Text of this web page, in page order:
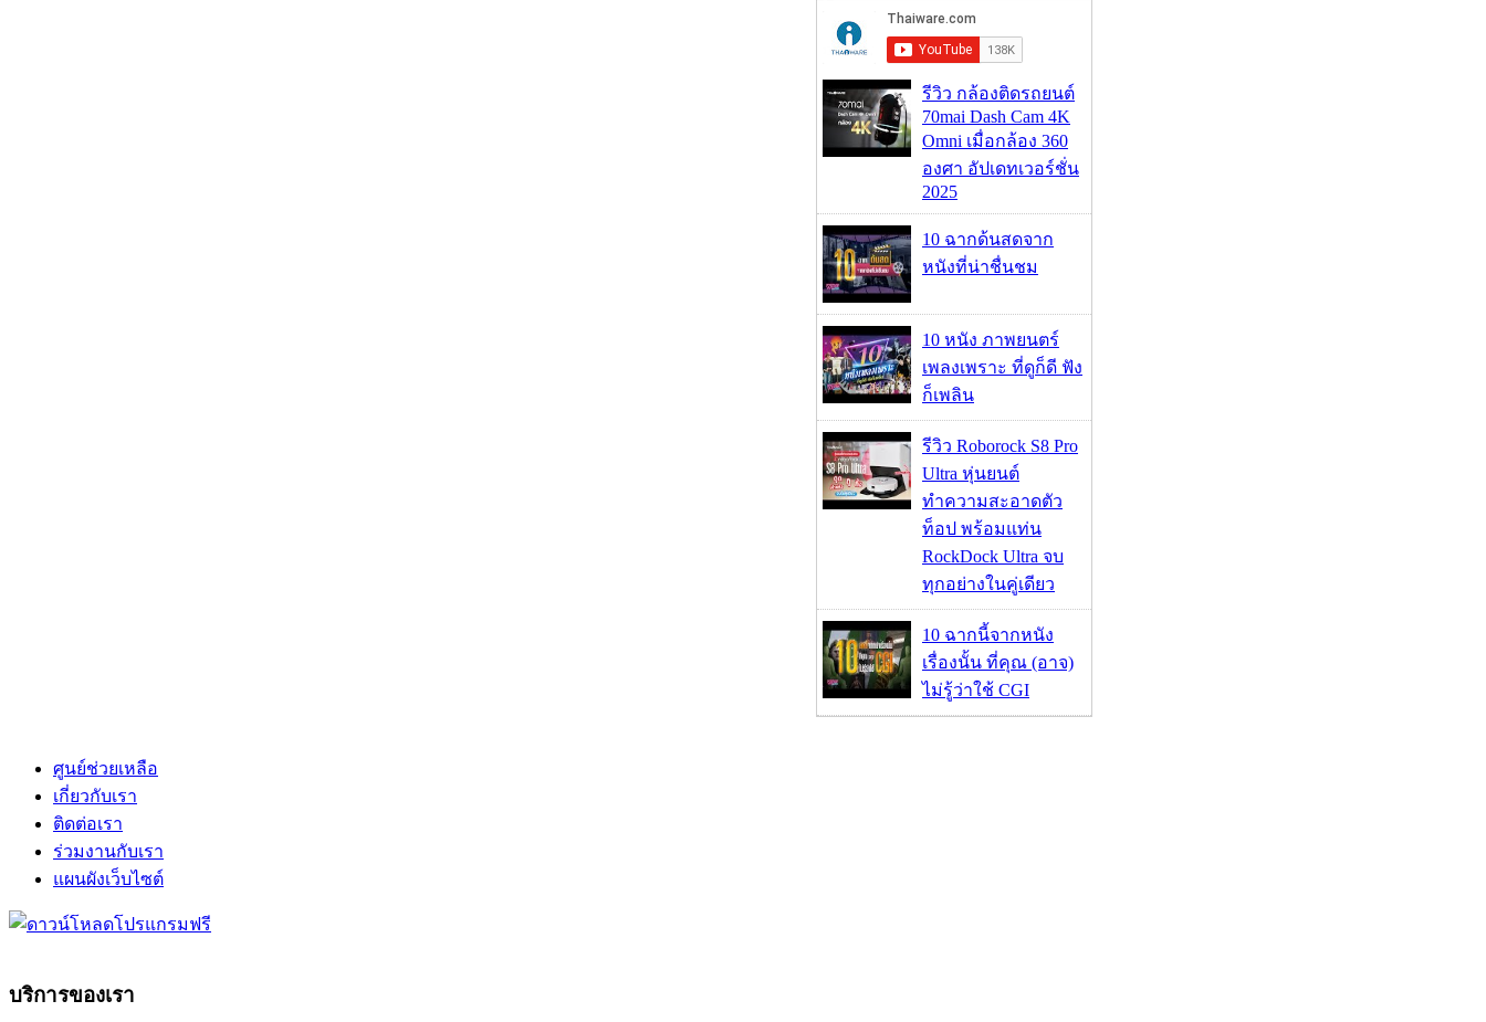
รีวิว กล้องติดรถยนต์
70mai Dash Cam 4K
Omni เมื่อกล้อง 360
องศา อัปเดทเวอร์ชั่น
2025
10 ฉากด้นสดจาก
หนังที่น่าชื่นชม
10 หนัง ภาพยนตร์
เพลงเพราะ ที่ดูก็ดี ฟัง
ก็เพลิน
รีวิว Roborock S8 Pro
Ultra หุ่นยนต์
ทำความสะอาดตัว
ท็อป พร้อมแท่น
RockDock Ultra จบ
ทุกอย่างในคู่เดียว
10 ฉากนี้จากหนัง
เรื่องนั้น ที่คุณ (อาจ)
ไม่รู้ว่าใช้ CGI
ศูนย์ช่วยเหลือ
เกี่ยวกับเรา
ติดต่อเรา
ร่วมงานกับเรา
แผนผังเว็บไซต์
บริการของเรา